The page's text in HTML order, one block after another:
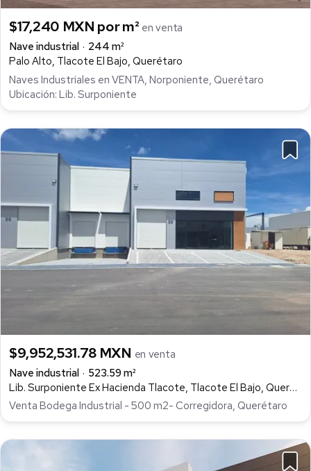
$17,240 MXN por m² en venta
Nave industrial
244 m²
Palo Alto, Tlacote El Bajo, Querétaro
Naves Industriales en VENTA, Norponiente, Querétaro
Ubicación: Lib. Surponiente
$9,952,531.78 MXN en venta
Nave industrial
523.59 m²
Lib. Surponiente Ex Hacienda Tlacote, Tlacote El Bajo, Querétaro
Venta Bodega Industrial - 500 m2- Corregidora, Querétaro